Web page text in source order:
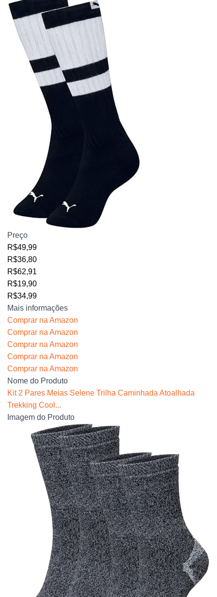
Preço
R$49,99
R$36,80
R$62,91
R$19,90
R$34,99
Mais informações
Comprar na Amazon
Comprar na Amazon
Comprar na Amazon
Comprar na Amazon
Comprar na Amazon
Nome do Produto
Kit 2 Pares Meias Selene Trilha Caminhada Atoalhada
Trekking Cool...
Imagem do Produto